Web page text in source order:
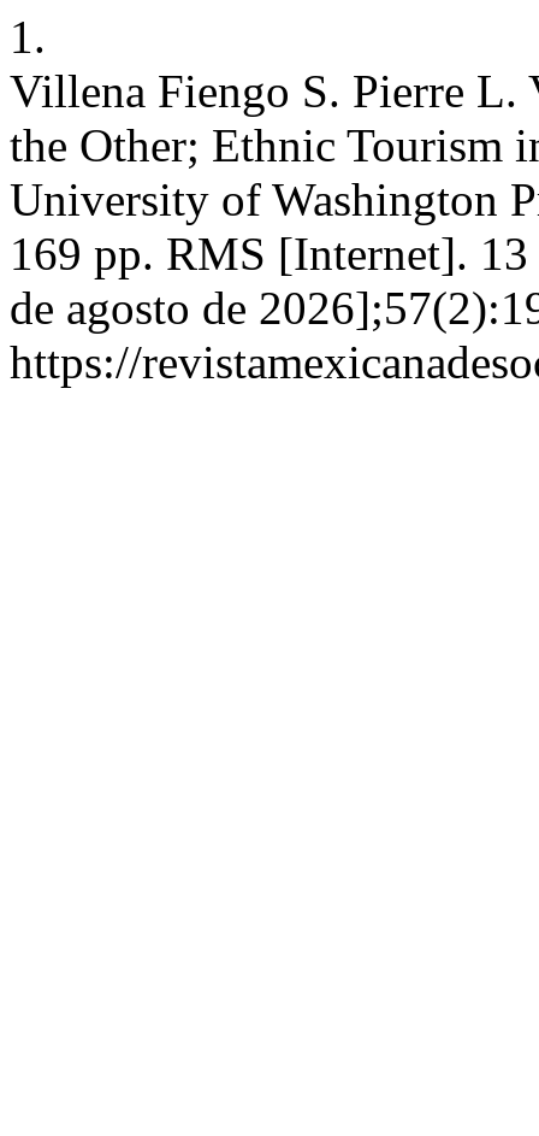
1.
Villena Fiengo S. Pierre L.
the Other; Ethnic Tourism
University of Washington
169 pp. RMS [Internet].
de agosto de
https://